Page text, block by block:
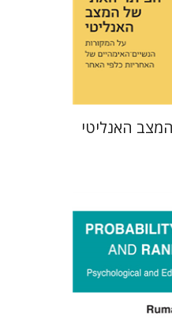
האנליטי